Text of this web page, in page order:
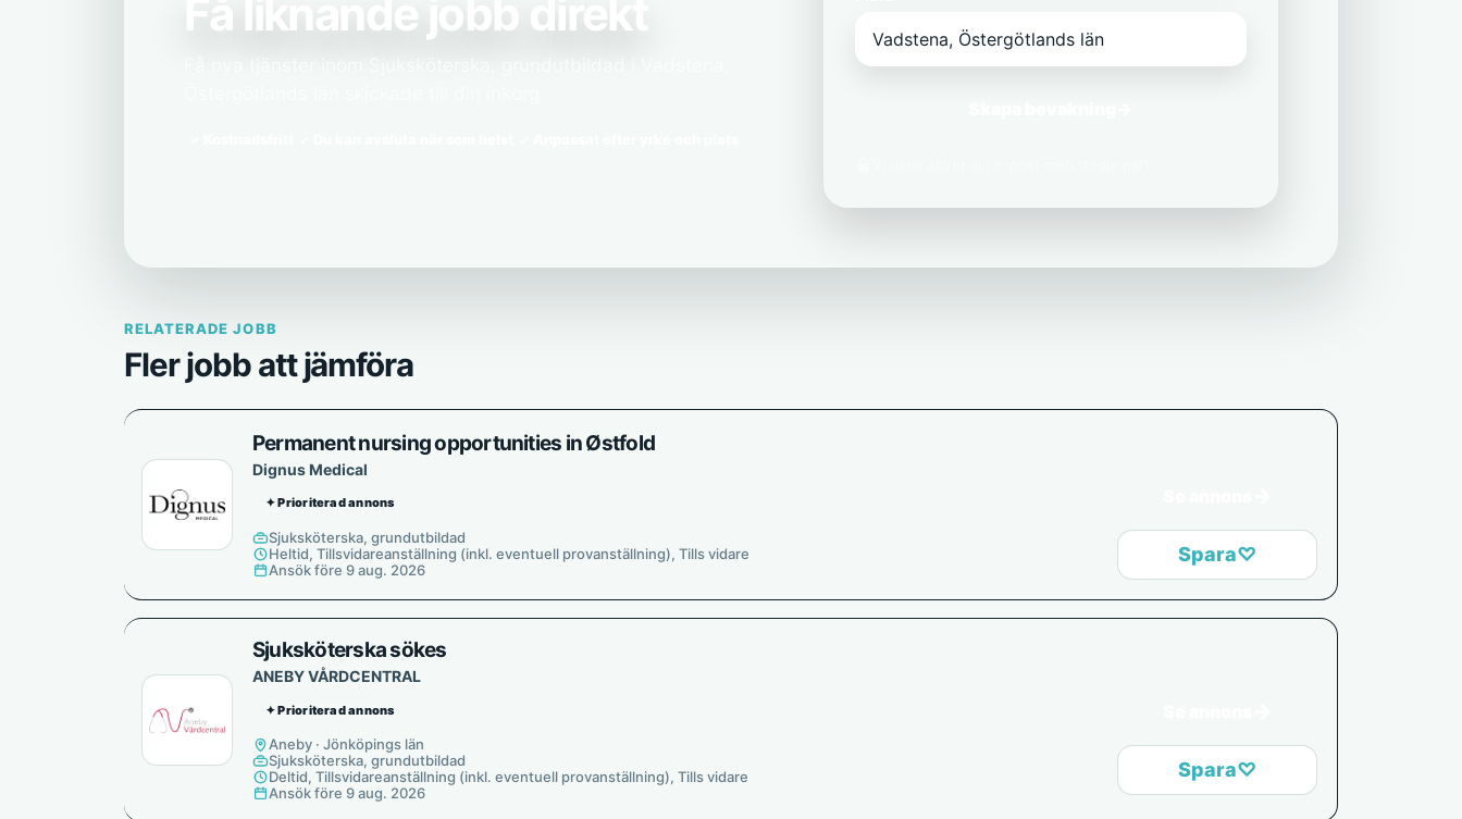
Få liknande jobb direkt
RELATERADE JOBB
Fler jobb att jämföra
Permanent nursing opportunities in Østfold
Dignus Medical
✦ Prioriterad annons
Sjuksköterska, grundutbildad
Heltid, Tillsvidareanställning (inkl. eventuell provanställning), Tills vidare
Ansök före 9 aug. 2026
Spara♡
Sjuksköterska sökes
ANEBY VÅRDCENTRAL
✦ Prioriterad annons
Aneby · Jönköpings län
Sjuksköterska, grundutbildad
Deltid, Tillsvidareanställning (inkl. eventuell provanställning), Tills vidare
Ansök före 9 aug. 2026
Spara♡